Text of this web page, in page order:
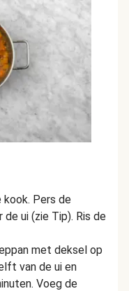
kook. Pers de
ui (zie Tip). Ris de
met deksel op
van de ui en
Voeg de